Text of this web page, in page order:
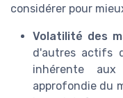
considérer pour
Volatilité des
d'autres actifs
inhérente aux
approfondie du